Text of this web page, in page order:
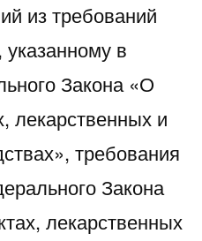
из требований
в
Закона «О
лекарственных и
требования
Закона
лекарственных